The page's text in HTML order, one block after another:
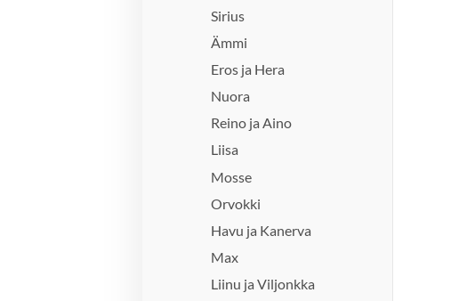
Sirius
Ämmi
Eros ja Hera
Nuora
Reino ja Aino
Liisa
Mosse
Orvokki
Havu ja Kanerva
Max
Liinu ja Viljonkka